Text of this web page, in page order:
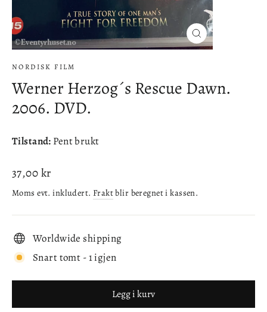
Lukke
(esc)
NORDISK FILM
Werner Herzog´s Rescue Dawn.
2006. DVD.
Tilstand: Pent brukt
Ordinær
pris
37,00 kr
Moms evt. inkludert. Fraktblir beregnet i kassen.
Worldwide shipping
Snart tomt - 1 igjen
Legg i kurv